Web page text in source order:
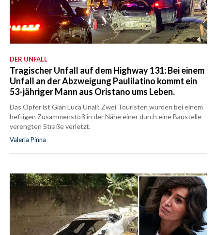
DER UNFALL
Tragischer Unfall auf dem Highway 131: Bei einem
Unfall an der Abzweigung Paulilatino kommt ein
53-jähriger Mann aus Oristano ums Leben.
Das Opfer ist Gian Luca Unali: Zwei Touristen wurden bei einem
heftigen Zusammenstoß in der Nähe einer durch eine Baustelle
verengten Straße verletzt.
Valeria Pinna